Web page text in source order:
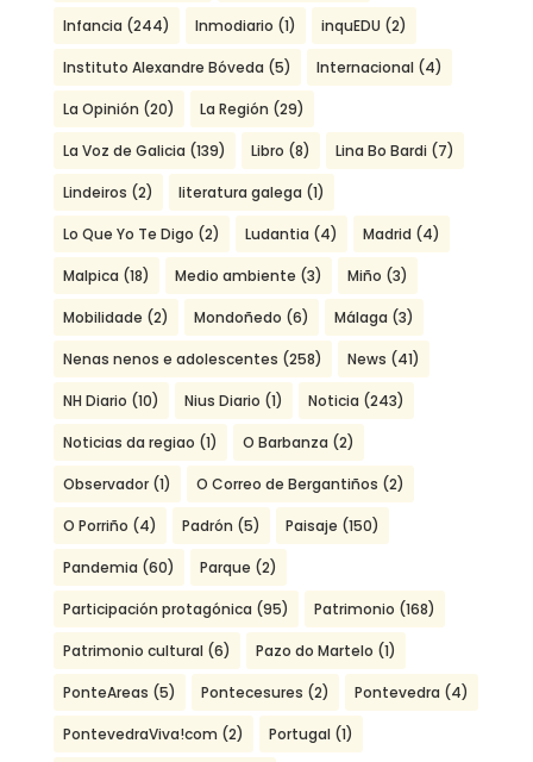
Infancia (244) Inmodiario (1) inquEDU (2)
Instituto Alexandre Bóveda (5) Internacional (4)
La Opinión (20) La Región (29)
La Voz de Galicia (139) Libro (8) Lina Bo Bardi (7)
Lindeiros (2) literatura galega (1)
Lo Que Yo Te Digo (2) Ludantia (4) Madrid (4)
Malpica (18) Medio ambiente (3) Miño (3)
Mobilidade (2) Mondoñedo (6) Málaga (3)
Nenas nenos e adolescentes (258) News (41)
NH Diario (10) Nius Diario (1) Noticia (243)
Noticias da regiao (1) O Barbanza (2)
Observador(1) O Correo de Bergantiños (2)
O Porriño (4) Padrón (5) Paisaje (150)
Pandemia (60) Parque (2)
Participación protagónica (95) Patrimonio (168)
Patrimonio cultural (6) Pazo do Martelo (1)
PonteAreas (5) Pontecesures (2) Pontevedra (4)
PontevedraViva!com (2) Portugal (1)